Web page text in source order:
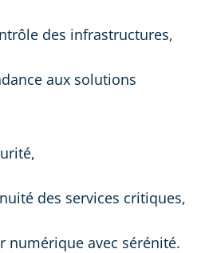
des infrastructures,
aux solutions
des services critiques,
numérique avec sérénité.